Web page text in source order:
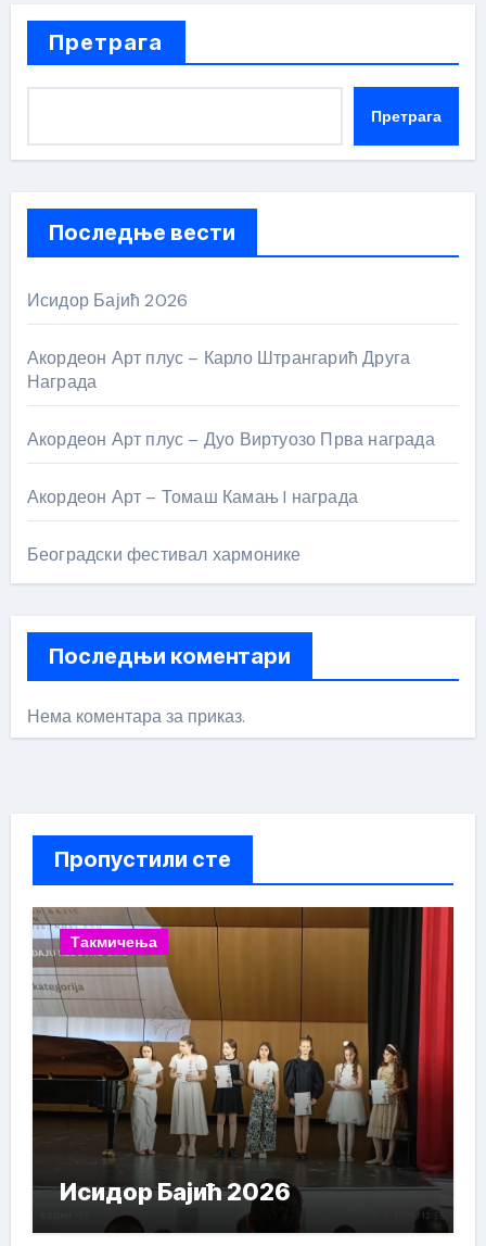
Претрага
Претрага
Последње вести
Исидор Бајић 2026
Акордеон Арт плус – Карло Штрангарић Друга
Награда
Акордеон Арт плус – Дуо Виртуозо Прва награда
Акордеон Арт – Томаш Камањ I награда
Београдски фестивал хармонике
Последњи коментари
Нема коментара за приказ.
Пропустили сте
Такмичења
Исидор Бајић 2026